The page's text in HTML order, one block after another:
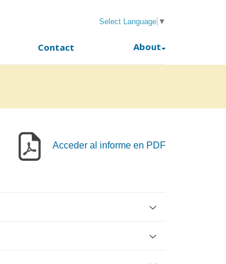
Select Language ▼
Contact About
Acceder al informe en PDF